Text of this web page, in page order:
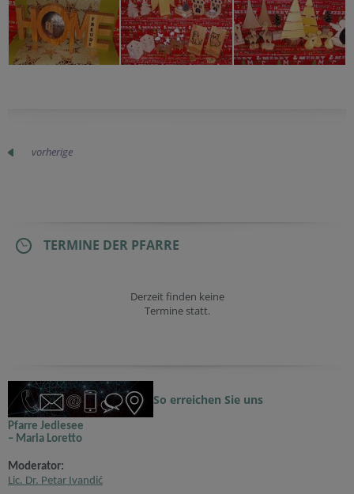
vorherige
TERMINE DER PFARRE
Derzeit finden keine
Termine statt.
So erreichen Sie uns
Pfarre Jedlesee
– Maria Loretto
Moderator:
Lic. Dr. Petar Ivandić